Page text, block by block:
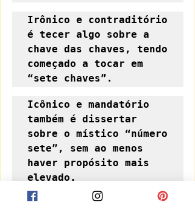
Irônico e contraditório
é tecer algo sobre a
chave das chaves, tendo
começado a tocar em
“sete chaves”.
Icônico e mandatório
também é dissertar
sobre o místico “número
sete”, sem ao menos
haver propósito mais
elevado.
Propósito mais elevado,